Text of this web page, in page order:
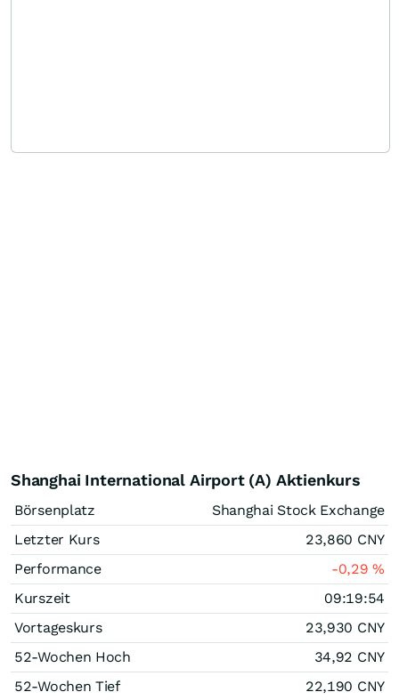
Shanghai International Airport (A) Aktienkurs
Börsenplatz
Shanghai Stock Exchange
Letzter Kurs
23,860 CNY
Performance
-0,29%
Kurszeit
09:19:54
Vortageskurs
23,930 CNY
52-Wochen Hoch
34,92 CNY
52-Wochen Tief
22,190 CNY